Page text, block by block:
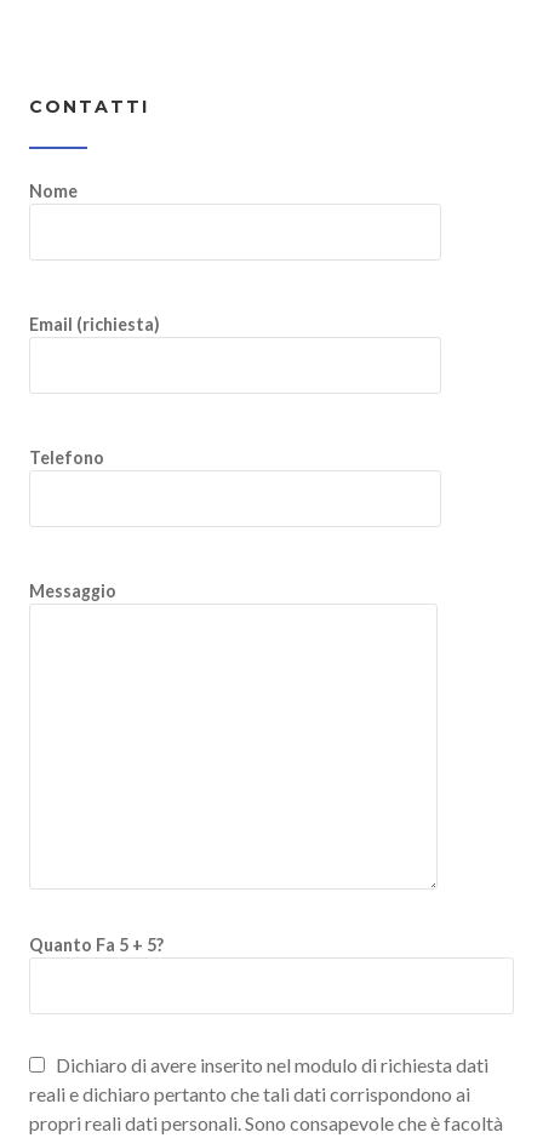
CONTATTI
Nome
Email (richiesta)
Telefono
Messaggio
Quanto Fa 5 + 5?
Dichiaro di avere inserito nel modulo di richiesta dati
reali e dichiaro pertanto che tali dati corrispondono ai
propri reali dati personali. Sono consapevole che è facoltà